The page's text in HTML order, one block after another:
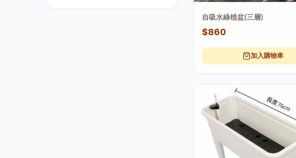
自吸水綠植盆(三層)
$860
加入購物車